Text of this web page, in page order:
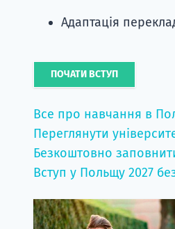
Адаптація
ПОЧАТИ ВСТУП
Все про навчання в
Переглянути
Безкоштовно
Вступ у Польщу 2027